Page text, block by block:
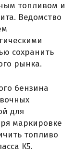
топливом и
Ведомство
сохранить
рынка.
бензина
для
маркировке
топливо
К5.